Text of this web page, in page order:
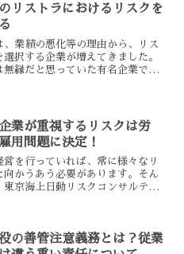
基法でも就業規則の作...
リストラにおけるリスクを
、業績の悪化等の理由から、リス
選択する企業が増えてきました。
無縁だと思っていた有名企業でも
ないのです。今回は...
業が重視するリスクは労
用問題に決定！
営を行っていれば、常に様々なリ
向かうあう必要があります。そん
東京海上日動リスクコンサルティ
人以上の上...
の善管注意義務とは？従業